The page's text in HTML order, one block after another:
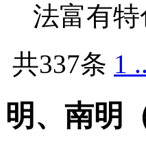
法富有特
共337条 1
明、南明